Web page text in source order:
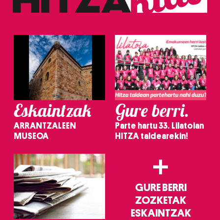
Eskaintzak
ARRANTZALEEN
MUSEOA
Gure berri.
Parte hartu 33. Lilatoian
HITZA taldearekin!
+
GURE BERRI
ZOZKETAK
ESKAINTZAK